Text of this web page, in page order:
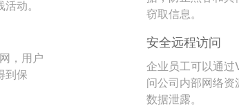
动。
，用户
到保
窃取信息。
安全远程访问
企业员工可以通
问公司内部网络
数据泄露。